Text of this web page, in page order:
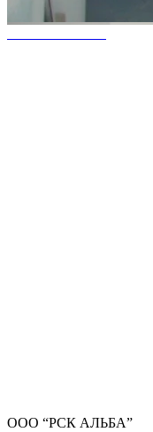
ООО “РСК АЛЬБА”